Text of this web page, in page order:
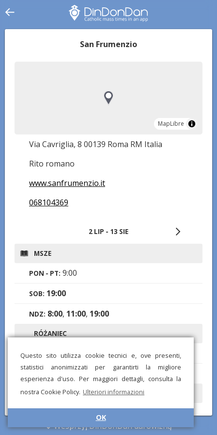
Questo sito utilizza cookie tecnici e, ove presenti,
statistici anonimizzati per garantirti la migliore
esperienza d'uso. Per maggiori dettagli, consulta la
nostra Cookie Policy. Ulteriori informazioni
OK
San Frumenzio
MapLibre
MapLibre
Via Cavriglia, 8 00139 Roma RM Italia
Rito romano
www.sanfrumenzio.it
068104369
2 LIP - 13 SIE
MSZE
PON - PT: 9:00
SOB: 19:00
NDZ: 8:00, 11:00, 19:00
RÓŻANIEC
PON, WT: 9:30
SPOWIEDZI
Durante le Sante Messe festive
Wesprzyj DinDonDan darowizną